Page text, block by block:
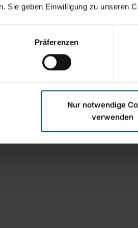
Sie geben Einwilligung zu unseren
Präferenzen
Nur notwendige
verwenden
Leistungsverhältnis